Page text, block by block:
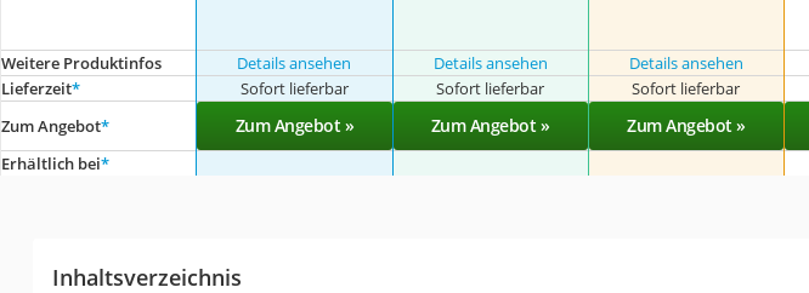
Weitere Produktinfos
Details ansehen Details ansehen Details ansehen
Lieferzeit* Sofort lieferbar Sofort lieferbar Sofort lieferbar
Zum Angebot* Zum Angebot » Zum Angebot » Zum Angebot »
Erhältlich bei*
Inhaltsverzeichnis